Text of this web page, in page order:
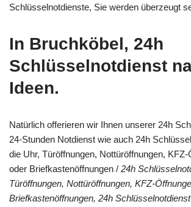
Schlüsselnotdienste, Sie werden überzeugt
In Bruchköbel, 24h
Schlüsselnotdienst
Ideen.
Natürlich offerieren wir Ihnen unserer 24h
24-Stunden Notdienst wie auch 24h
die Uhr, Türöffnungen, Nottüröffnungen,
oder Briefkastenöffnungen / 24h
Türöffnungen, Nottüröffnungen, KFZ-
Briefkastenöffnungen, 24h